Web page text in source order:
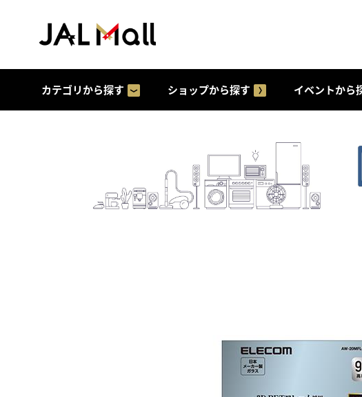
カテゴリから探す ショップから探す イベントから